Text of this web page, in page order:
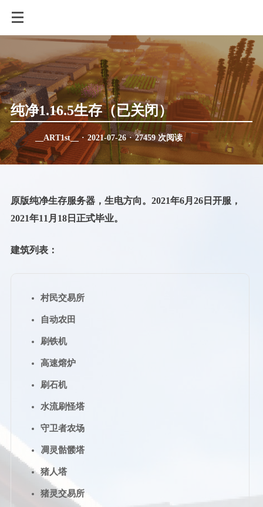
纯净1.16.5生存（已关闭）
__ART1st__ · 2021-07-26 · 27459 次阅读
原版纯净生存服务器，生电方向。2021年6月26日开服，
2021年11月18日正式毕业。
建筑列表：
村民交易所
自动农田
刷铁机
高速熔炉
刷石机
水流刷怪塔
守卫者农场
凋灵骷髅塔
猪人塔
猪灵交易所